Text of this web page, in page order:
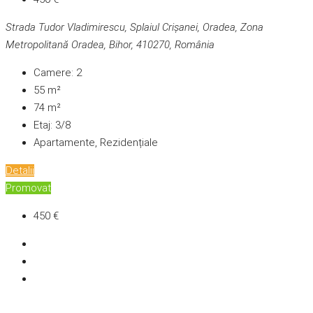
Strada Tudor Vladimirescu, Splaiul Crișanei, Oradea, Zona
Metropolitană Oradea, Bihor, 410270, România
Camere: 2
55 m²
74 m²
Etaj: 3/8
Apartamente, Rezidențiale
Detalii
Promovat
450 €